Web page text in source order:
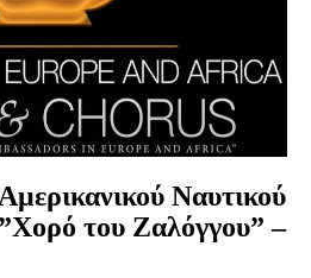
Ναυτικού
του Ζαλόγγου” –